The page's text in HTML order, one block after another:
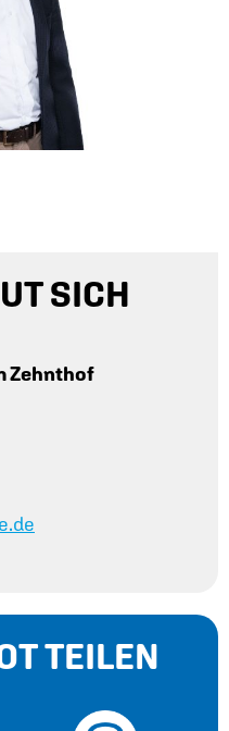
SICH
Zehnthof
TEILEN